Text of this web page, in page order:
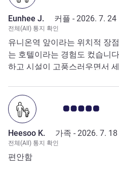
Eunhee J. 커플 - 2026. 7. 24
전체(All) 통지 확인
유니온역 앞이라는 위치적 장
는 호텔이라는 경험도 컸습니
하고 시설이 고풍스러우면서
고객 평점 5.0/5
Heesoo K. 가족 - 2026. 7. 18
전체(All) 통지 확인
편안함